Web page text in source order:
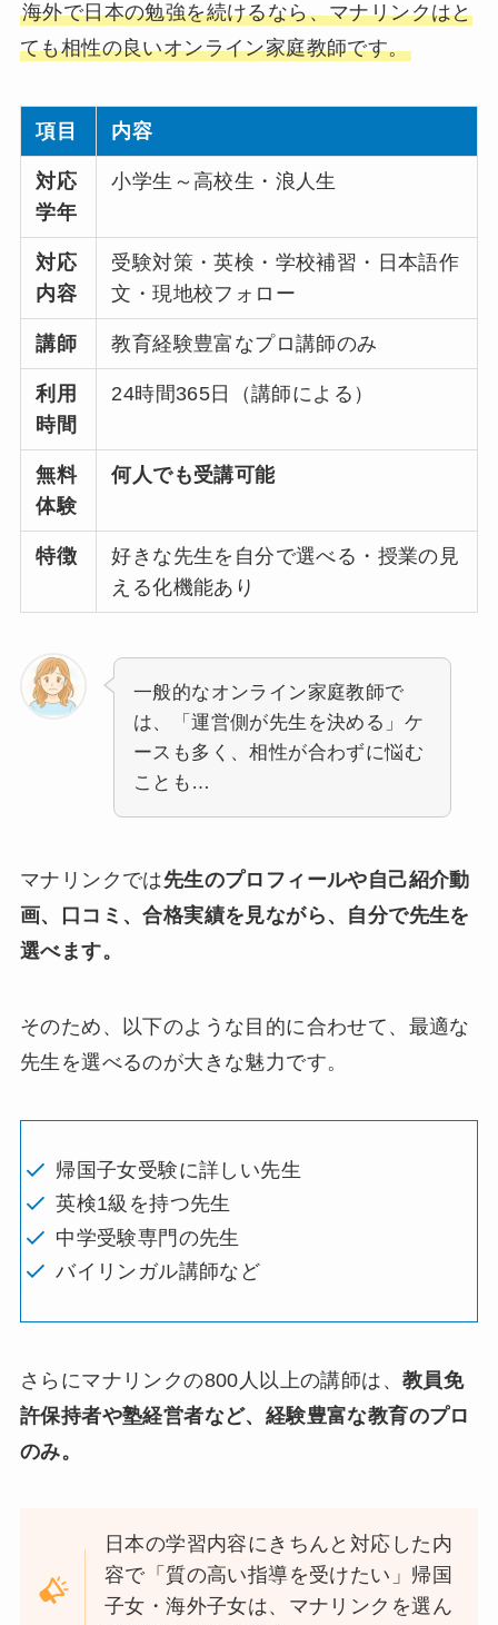
海外で日本の勉強を続けるなら、マナリンクはと
ても相性の良いオンライン家庭教師です。
項目 内容
対応
学年
小学生～高校生・浪人生
対応
内容
受験対策・英検・学校補習・日本語作
文・現地校フォロー
講師 教育経験豊富なプロ講師のみ
利用
時間
24時間365日（講師による）
無料
体験
何人でも受講可能
特徴
好きな先生を自分で選べる・授業の見
える化機能あり
一般的なオンライン家庭教師で
は、「運営側が先生を決める」ケ
ースも多く、相性が合わずに悩む
ことも…
マナリンクでは先生のプロフィールや自己紹介動
画、口コミ、合格実績を見ながら、自分で先生を
選べます。
そのため、以下のような目的に合わせて、最適な
先生を選べるのが大きな魅力です。
帰国子女受験に詳しい先生
英検1級を持つ先生
中学受験専門の先生
バイリンガル講師など
さらにマナリンクの800人以上の講師は、 教員免
許保持者や塾経営者など、経験豊富な教育のプロ
のみ。
日本の学習内容にきちんと対応した内
容で「質の高い指導を受けたい」帰国
子女・海外子女は、マナリンクを選ん